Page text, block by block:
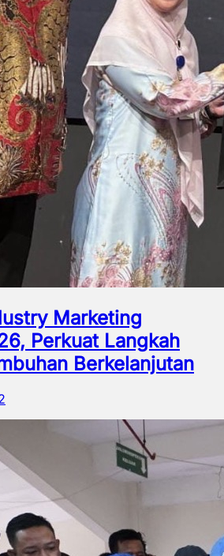
Marketing
Perkuat Langkah
Berkelanjutan